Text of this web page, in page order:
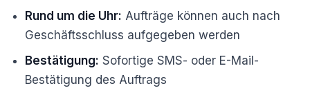
Rund um die Uhr: Aufträge können auch nach
Geschäftsschluss aufgegeben werden
Bestätigung: Sofortige SMS- oder E-Mail-
Bestätigung des Auftrags